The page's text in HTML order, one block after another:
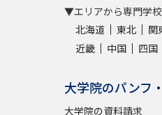
▼エリアから専門学
北海道
東北 関
近畿
中国 四国
大学院のパンフ
大学院の資料請求